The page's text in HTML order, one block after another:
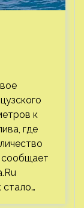
к
где
стало…